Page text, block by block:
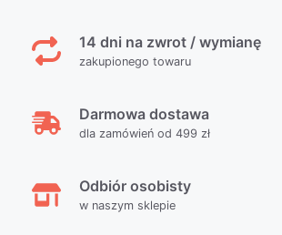
14 dni na zwrot / wymianę
zakupionego towaru
Darmowa dostawa
dla zamówień od 499 zł
Odbiór osobisty
w naszym sklepie